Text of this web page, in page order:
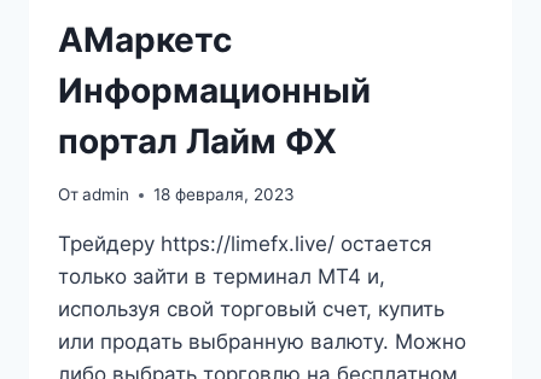
АМаркетс
Информационный
портал Лайм ФХ
Отadmin 18 февраля, 2023
Трейдеру https://limefx.live/ остается
только зайти в терминал МТ4 и,
используя свой торговый счет, купить
или продать выбранную валюту. Можно